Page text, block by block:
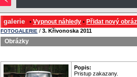
galerie • Vypnout náhledy • Přidat nový
FOTOGALERIE / 3. Křivonoska 2011
Obrázky
Popis:
Pristup zakazany.